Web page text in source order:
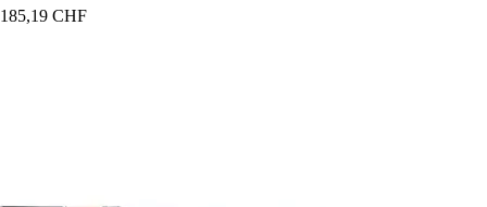
185,19 CHF